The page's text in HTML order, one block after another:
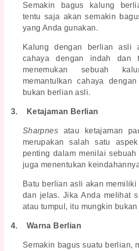
Semakin bagus
kalung
tentu saja akan semakin
yang Anda gunakan.
Kalung dengan berlian asli
cahaya dengan indah dan
menemukan sebuah
memantulkan cahaya
bukan berlian asli.
3. Ketajaman Berlian
Sharpnes atau ketajaman
merupakan salah satu
penting dalam menilai
juga menentukan
Batu berlian asli akan
dan jelas. Jika Anda melihat
atau tumpul, itu mungkin
4. Warna Berlian
Semakin bagus suatu berlian,